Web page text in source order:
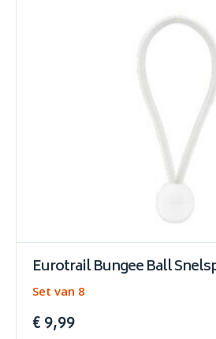
Eurotrail Bungee Ball
Set van 8
€ 9,99